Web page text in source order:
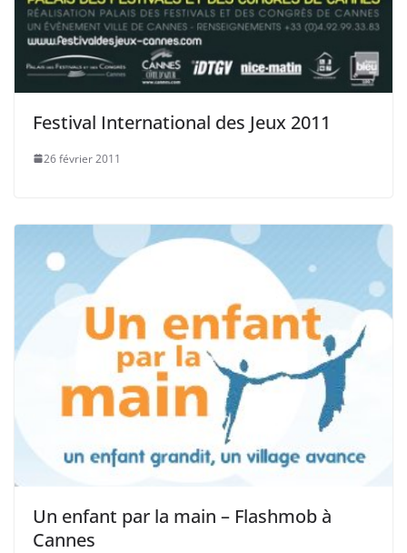
Festival International des Jeux 2011
26 février 2011
Un enfant par la main – Flashmob à
Cannes